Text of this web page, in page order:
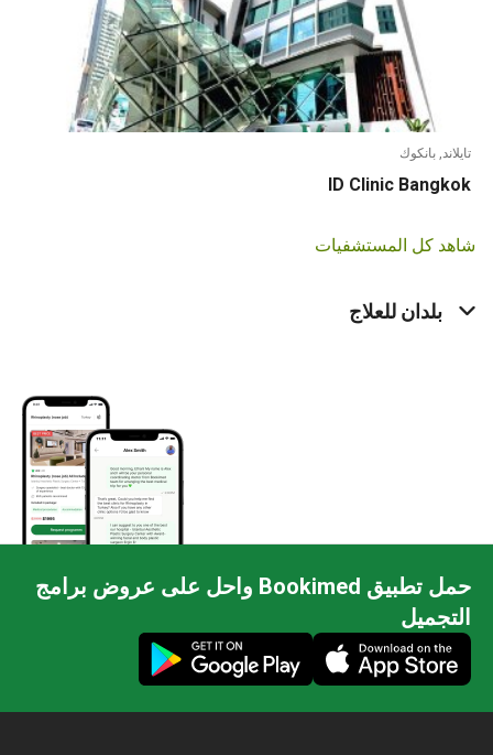
تايلاند, بانكوك
ID Clinic Bangkok
شاهد كل المستشفيات
بلدان للعلاج
حمل تطبيق Bookimed واحل على عروض برامج
التجميل